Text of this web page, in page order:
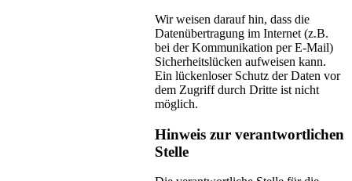
Wir weisen darauf hin, dass die
Datenübertragung im Internet (z.B.
bei der Kommunikation per E-Mail)
Sicherheitslücken aufweisen kann.
Ein lückenloser Schutz der Daten vor
dem Zugriff durch Dritte ist nicht
möglich.
Hinweis zur verantwortlichen
Stelle